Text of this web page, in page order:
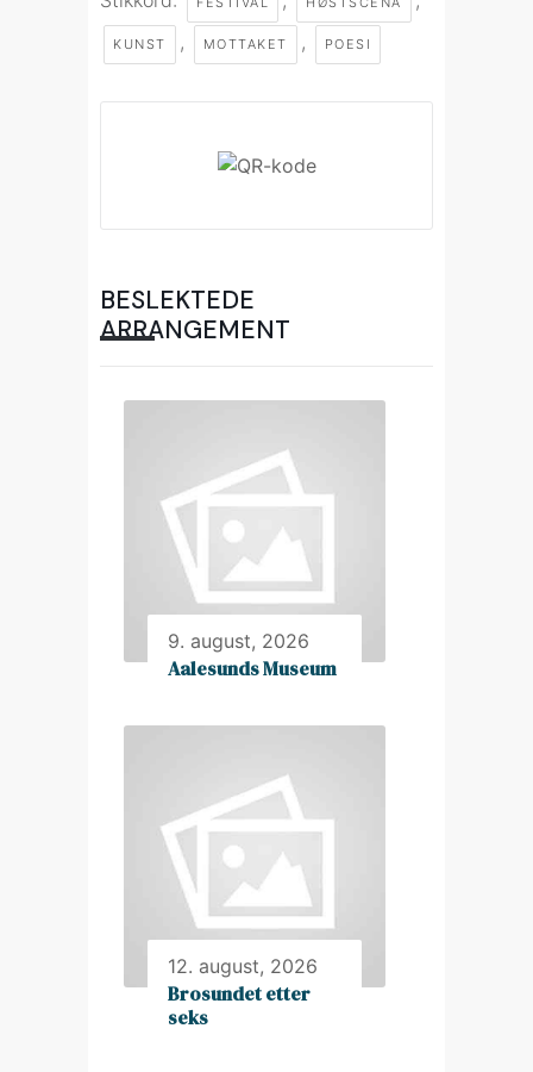
KUNST , MOTTAKET , POESI
BESLEKTEDE
ARRANGEMENT
9. august, 2026
Aalesunds Museum
12. august, 2026
Brosundet etter
seks